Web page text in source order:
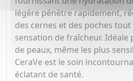
légère pénètre rapidement,
des cernes et des poches
sensation de fraîcheur. Idéale
de peaux, même les plus
CeraVe est le soin
éclatant de santé.